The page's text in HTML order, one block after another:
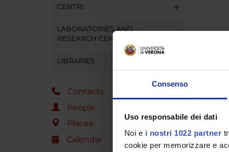
Consenso
Uso responsabile dei dati
Noi e i nostri 1022 partner
cookie per memorizzare e
CENTRI
LABORATORIES AND
RESEARCH CENTRES
LIBRARIES
Contacts
People
Places
Calendar